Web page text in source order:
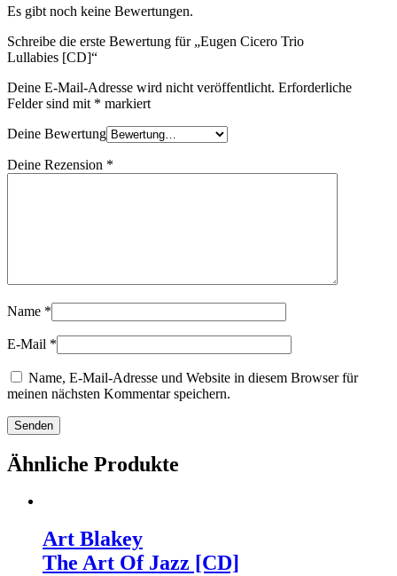
Es gibt noch keine Bewertungen.
Schreibe die erste Bewertung für „Eugen Cicero Trio
Lullabies [CD]“
Deine E-Mail-Adresse wird nicht veröffentlicht. Erforderliche
Felder sind mit * markiert
Deine Bewertung
Deine Rezension *
Name *
E-Mail *
Name, E-Mail-Adresse und Website in diesem Browser für
meinen nächsten Kommentar speichern.
Ähnliche Produkte
Art Blakey
The Art Of Jazz [CD]